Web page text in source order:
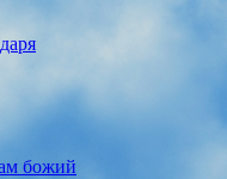
божий